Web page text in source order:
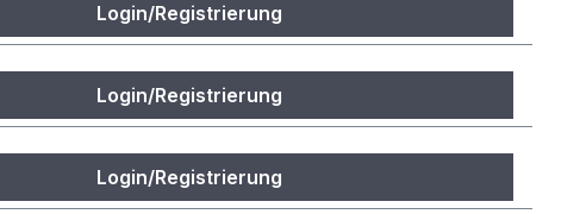
Login/Registrierung
Login/Registrierung
Login/Registrierung